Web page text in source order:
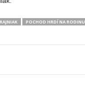
POCHOD HRDÍ NA RODINU